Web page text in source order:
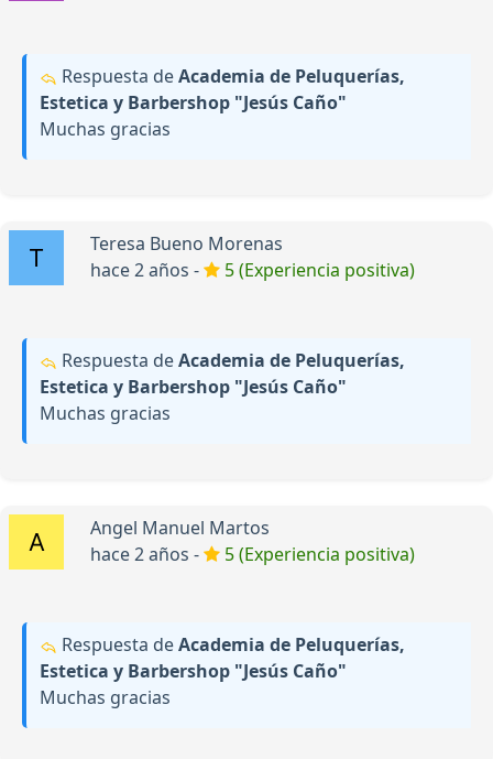
Respuesta deAcademia de Peluquerías,
Estetica y Barbershop "Jesús Caño"
Muchas gracias
Teresa Bueno Morenas
hace 2 años -
5 (Experiencia positiva)
Respuesta deAcademia de Peluquerías,
Estetica y Barbershop "Jesús Caño"
Muchas gracias
Angel Manuel Martos
hace 2 años -
5 (Experiencia positiva)
Respuesta deAcademia de Peluquerías,
Estetica y Barbershop "Jesús Caño"
Muchas gracias